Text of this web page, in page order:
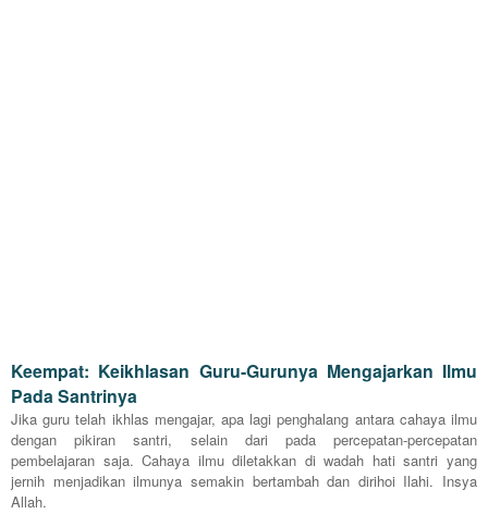
Keempat: Keikhlasan Guru-Gurunya Mengajarkan Ilmu
Pada Santrinya
Jika guru telah ikhlas mengajar, apa lagi penghalang antara cahaya ilmu
dengan pikiran santri, selain dari pada percepatan-percepatan
pembelajaran saja. Cahaya ilmu diletakkan di wadah hati santri yang
jernih menjadikan ilmunya semakin bertambah dan dirihoi Ilahi. Insya
Allah.